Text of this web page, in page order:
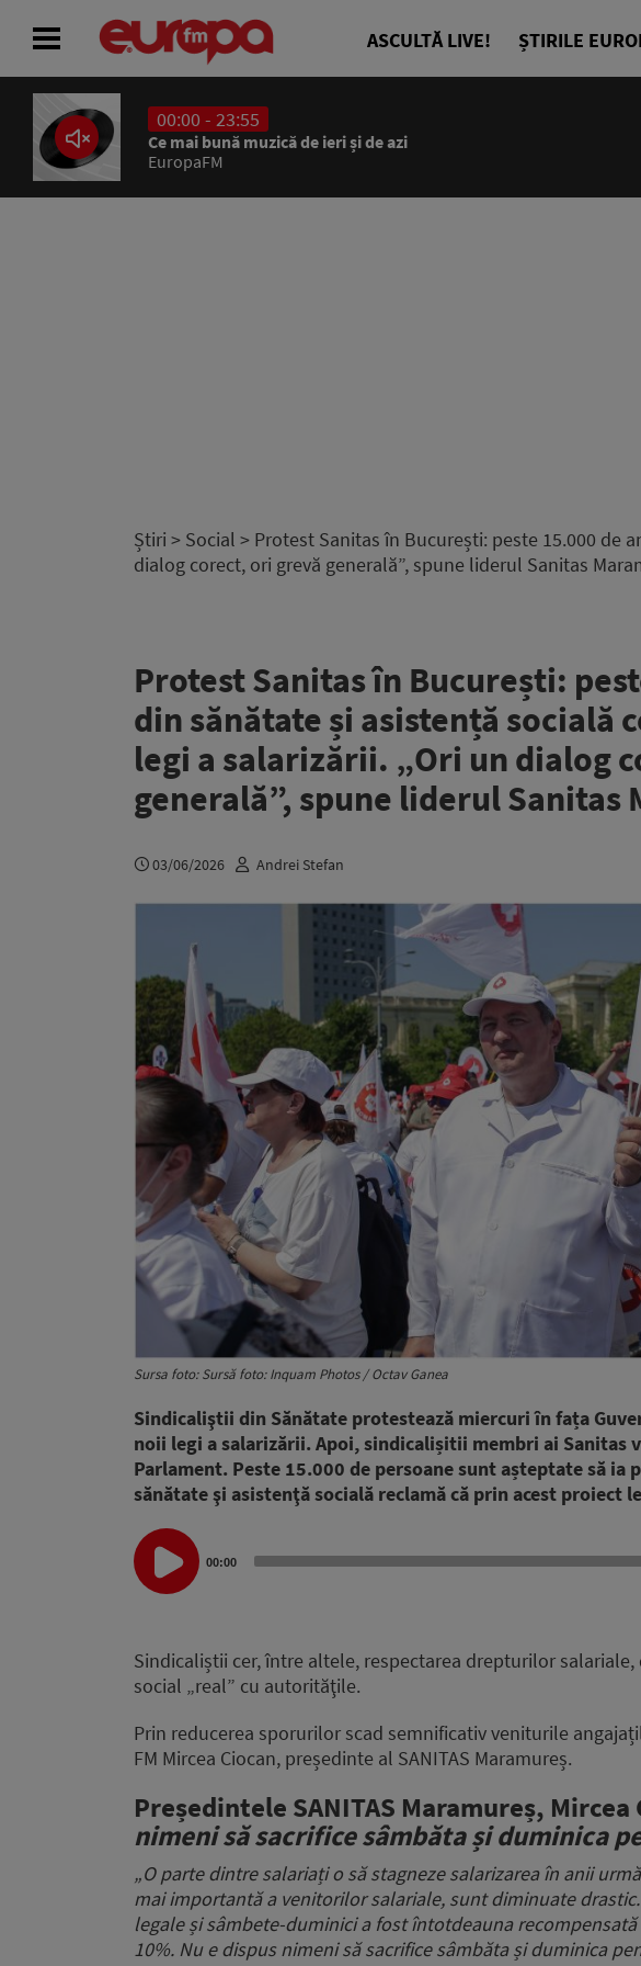
ASCULTĂ LIVE! ȘTIRILE
00:00 - 23:55
Ce mai bună muzică de ieri și de azi
EuropaFM
Știri > Social > Protest Sanitas în București: peste 15.000 de
dialog corect, ori grevă generală”, spune liderul Sanitas
Protest Sanitas în București:
din sănătate și asistență socială
legi a salarizării. „Ori un dialog
generală”, spune liderul Sanitas
03/06/2026 Andrei Stefan
Sursa foto: Sursă foto: Inquam Photos / Octav Ganea
Sindicaliştii din Sănătate protestează miercuri în fața
noii legi a salarizării. Apoi, sindicalișitii membri ai Sanitas
Parlament. Peste 15.000 de persoane sunt așteptate să
sănătate şi asistenţă socială reclamă că prin acest proiect
Audio
Player
00:00
Sindicaliștii cer, între altele, respectarea drepturilor
social „real” cu autorităţile.
Prin reducerea sporurilor scad semnificativ veniturile
FM Mircea Ciocan, președinte al SANITAS Maramureș.
Președintele SANITAS Maramureș, Mircea
nimeni să sacrifice sâmbăta și duminica
„O parte dintre salariați o să stagneze salarizarea în anii
mai importantă a venitorilor salariale, sunt diminuate drastic.
legale și sâmbete-duminicia fost întotdeauna recompensată
10%. Nu e dispus nimeni să sacrifice sâmbăta și duminica
ACASĂ
ȘTIRI